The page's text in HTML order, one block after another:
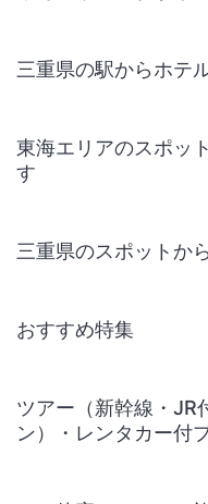
三重県の駅からホテ
東海エリアのスポッ
す
三重県のスポットか
おすすめ特集
ツアー（新幹線・JR
ン）・レンタカー付